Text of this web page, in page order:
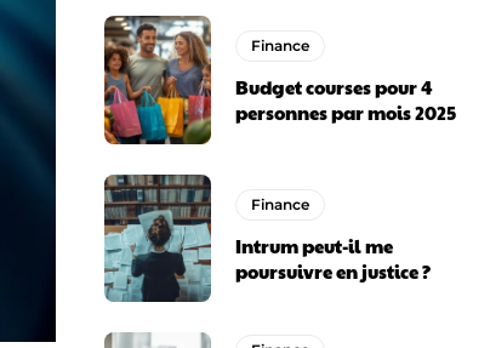
Finance
Budget courses pour 4
personnes par mois 2025
Finance
Intrum peut-il me
poursuivre en justice ?